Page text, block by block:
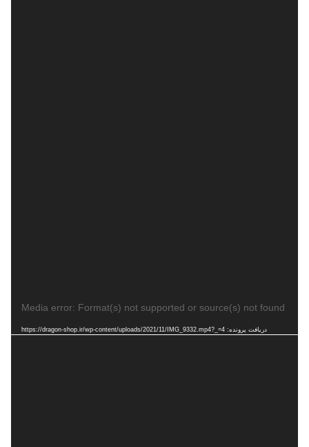
نمایشگر
Media error: Format(s) not supported or source(s) not found
دریافت پرونده: https://dragon-shop.ir/wp-content/uploads/2021/11/IMG_9332.mp4?_=4